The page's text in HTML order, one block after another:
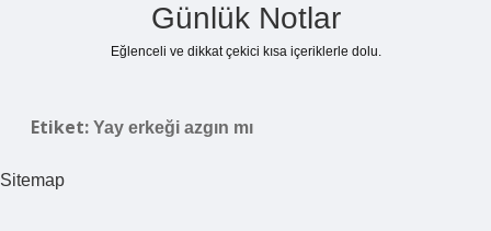
Günlük Notlar
Eğlenceli ve dikkat çekici kısa içeriklerle dolu.
Etiket: Yay erkeği azgın mı
Sitemap